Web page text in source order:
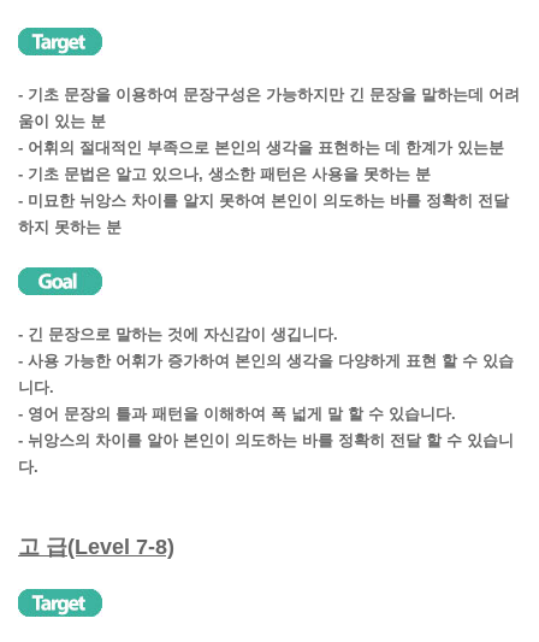
- 기초 문장을 이용하여 문장구성은 가능하지만 긴 문장을 말하는데 어려
움이 있는 분
- 어휘의 절대적인 부족으로 본인의 생각을 표현하는 데 한계가 있는분
- 기초 문법은 알고 있으나, 생소한 패턴은 사용을 못하는 분
- 미묘한 뉘앙스 차이를 알지 못하여 본인이 의도하는 바를 정확히 전달
하지 못하는 분
- 긴 문장으로 말하는 것에 자신감이 생깁니다.
- 사용 가능한 어휘가 증가하여 본인의 생각을 다양하게 표현 할 수 있습
니다.
- 영어 문장의 틀과 패턴을 이해하여 폭 넓게 말 할 수 있습니다.
- 뉘앙스의 차이를 알아 본인이 의도하는 바를 정확히 전달 할 수 있습니
다.
고 급(Level 7-8)